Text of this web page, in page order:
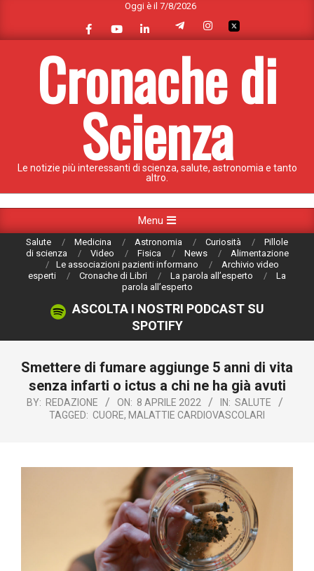
content
Oggi è il 7/8/2026
Cronache di
Scienza
Le notizie più interessanti di scienza, salute, astronomia e tanto
altro.
Navigation
Menu
Salute Medicina Astronomia Curiosità
Pillole
di scienza
Video Fisica News
Alimentazione
Le associazioni pazienti informano
Archivio video
esperti
Cronache di Libri La parola all’esperto
La
parola all’esperto
ASCOLTA I NOSTRI PODCAST SU
SPOTIFY
‎Smettere di fumare aggiunge 5 anni di vita
senza infarti o ictus a chi ne ha già avuti
BY: REDAZIONE ON: 8 APRILE 2022 IN: SALUTE
TAGGED: CUORE, MALATTIE CARDIOVASCOLARI